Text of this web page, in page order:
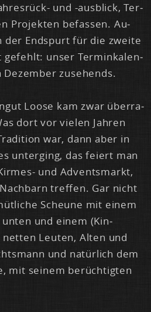
und -aus­blick, Ter­
Pro­jek­ten be­fas­sen. Au­
der End­spurt für die zwei­te
ge­fehlt: un­ser Ter­min­ka­len­
zu­se­hends.
Loo­se kam zwar über­ra­
dort vor vie­len Jah­ren
war, dann aber in
un­ter­ging, das fei­ert man
und Ad­vents­markt,
tref­fen. Gar nicht
Scheu­ne mit ei­nem
und ei­nem (Kin­
Leu­ten, Al­ten und
und na­tür­lich dem
mit sei­nem be­rüch­tig­ten